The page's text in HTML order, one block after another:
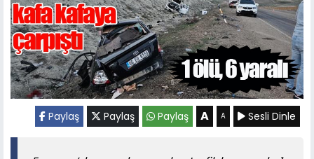
Paylaş Paylaş Paylaş A A Sesli Dinle